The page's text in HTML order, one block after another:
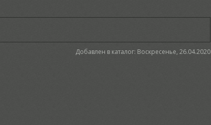
Добавлен в каталог: Воскресенье, 26.04.2020